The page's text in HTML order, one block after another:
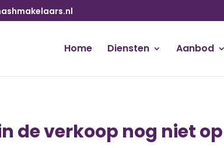
Home Diensten Aanbod
de verkoop nog niet